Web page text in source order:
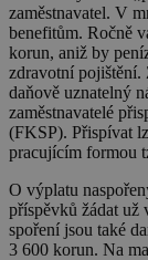
zaměstnavatel. V
benefitům. Ročně
korun, aniž by
zdravotní pojištění.
daňově uznatelný
zaměstnavatelé
(FKSP). Přispívat
pracujícím formou
O výplatu
příspěvků žádat
spoření jsou také
3 600 korun. Na